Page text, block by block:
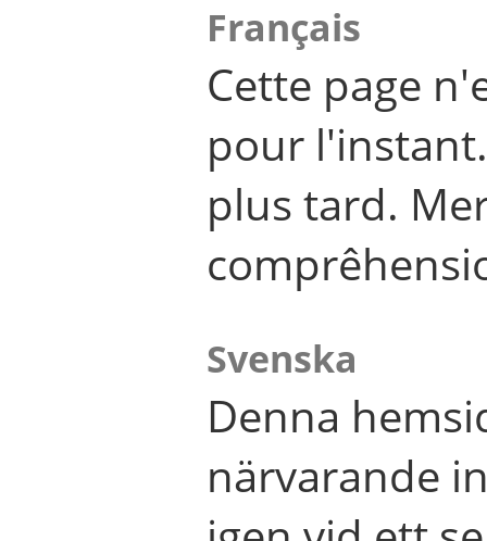
Français
Cette page
pour
plus tard.
Svenska
Denna
närvarande